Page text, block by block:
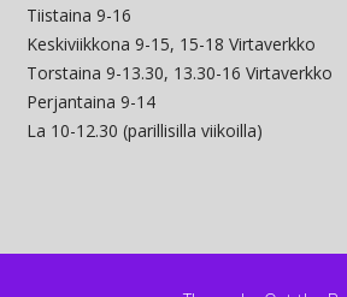
Tiistaina 9-16
Keskiviikkona 9-15, 15-18 Virtaverkko
Torstaina 9-13.30, 13.30-16 Virtaverkko
Perjantaina 9-14
La 10-12.30 (parillisilla viikoilla)